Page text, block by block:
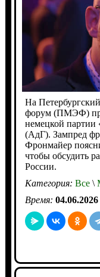
На
форум (ПМЭФ)
немецкой партии
(АдГ). Зампред
Фронмайер
чтобы обсудить
России.
Категория: Все\
Время: 04.06.2026